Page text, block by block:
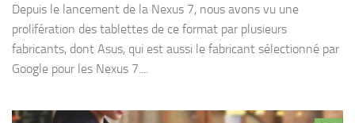
Depuis le lancement de la Nexus 7, nous avons vu une
prolifération des tablettes de ce format par plusieurs
fabricants, dont Asus, qui est aussi le fabricant sélectionné par
Google pour les Nexus 7....